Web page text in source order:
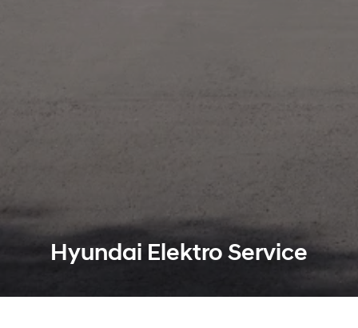
Hyundai Elektro Service